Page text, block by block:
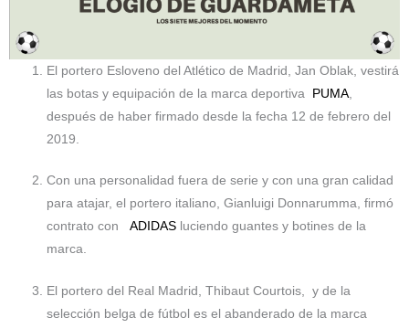
El portero Esloveno del Atlético de Madrid, Jan Oblak, vestirá
las botas y equipación de la marca deportiva
PUMA
después de haber firmado desde la fecha 12 de febrero del
2019.
Con una personalidad fuera de serie y con una gran calidad
para atajar, el portero italiano, Gianluigi Donnarumma, firmó
contrato con
ADIDAS luciendo guantes y botines de la
marca.
El portero del Real Madrid, Thibaut Courtois, y de la
selección belga de fútbol es el abanderado de la marca